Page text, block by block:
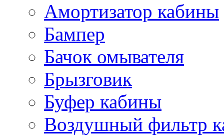
Амортизатор кабины
Бампер
Бачок омывателя
Брызговик
Буфер кабины
Воздушный фильтр